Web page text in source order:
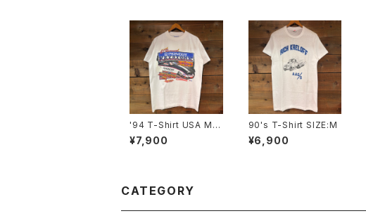
'94 T-Shirt USA MA
DE SIZE:M
¥7,900
90's T-Shirt SIZE:M
¥6,900
CATEGORY